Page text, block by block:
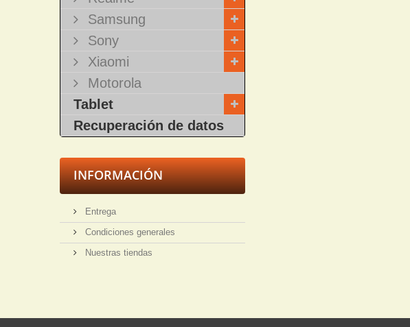
Samsung
Sony
Xiaomi
Motorola
Tablet
Recuperación de datos
INFORMACIÓN
Entrega
Condiciones generales
Nuestras tiendas